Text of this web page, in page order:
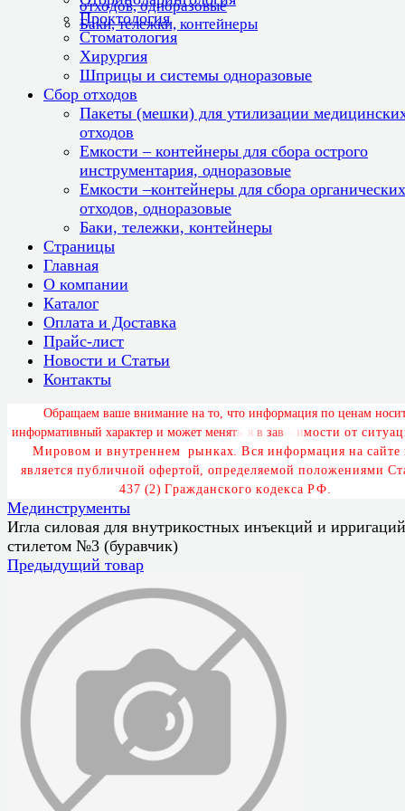
отходов, одноразовые
Баки, тележки, контейнеры
Проктология
Стоматология
Хирургия
Шприцы и системы одноразовые
Сбор отходов
Пакеты (мешки) для утилизации
отходов
Емкости – контейнеры для сбора острого
инструментария, одноразовые
Емкости –контейнеры для сбора органических
отходов, одноразовые
Баки, тележки, контейнеры
Страницы
Главная
О компании
Каталог
Оплата и Доставка
Прайс-лист
Новости и Статьи
Контакты
Обращаем ваше внимание на то, что информация по ценам носи
информативный характер и может менять ся в зав симости от ситуац
Мировом и внутреннем рынках. Вся информация на сайте
является публичной офертой, определяемой положениями Ст
437 (2) Гражданского кодекса РФ.
Мединструменты
Игла силовая для внутрикостных инъекций и
стилетом №3 (буравчик)
Предыдущий товар